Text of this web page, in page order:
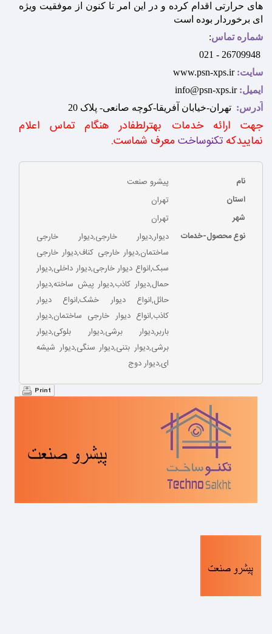
های حرارتی اقدام کرده و در این امر تا کنون از موفقیت ویژه
ای برخوردار بوده است
شماره تماس:
سایت: www.psn-xps.ir
ایمیل: info@psn-xps.ir
آدرس: تهران-خیابان آفریقا-کوچه صانعی- پلاک 20
جهت ارائه خدمات بهترلطفادر هنگام تماس اعلام
نماییدکه تکنوساخت معرف شماست.
نام
پیشرو صنعت
استان
تهران
شهر
تهران
نوع محصول-خدمات
دیوار,دیوار خارجی,دیوار خارجی
ساختمان,دیوار خارجی کناف,دیوار خارجی
سبک,انواع دیوار خارجی,دیوار داخلی,دیوار
حمال,دیوار کاذب,دیوار پیش ساخته,دیوار
حائل,انواع دیوار خشک,انواع دیوار
کاذب,انواع دیوار خارجی ساختمان,دیوار
باربر,دیوار برشی,دیوار بلوکی,دیوار
برشی,دیوار بتنی,دیوار سنگی,دیوار شیشه
ای,دیوار دوج
Print